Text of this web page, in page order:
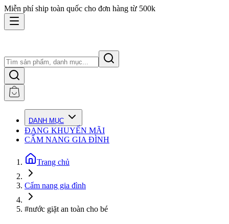
Miễn phí ship toàn quốc cho đơn hàng từ 500k
DANH MỤC
ĐANG KHUYẾN MÃI
CẨM NANG GIA ĐÌNH
Trang chủ
Cẩm nang gia đình
#nước giặt an toàn cho bé